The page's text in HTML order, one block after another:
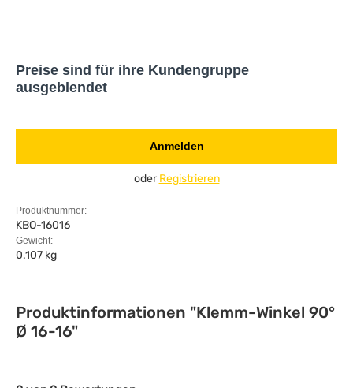
Preise sind für ihre Kundengruppe
ausgeblendet
Anmelden
oderRegistrieren
Produktnummer:
KBO-16016
Gewicht:
0.107 kg
Produktinformationen "Klemm-Winkel 90°
Ø 16-16"